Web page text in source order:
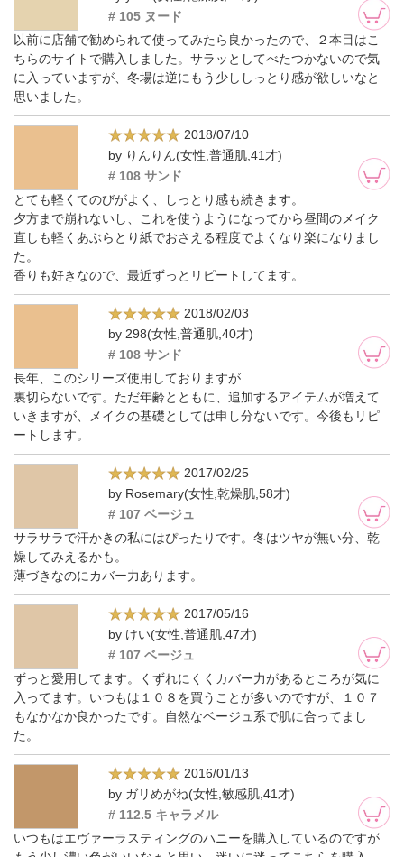
# 105 ヌード
以前に店舗で勧められて使ってみたら良かったので、２本目はこ
ちらのサイトで購入しました。サラッとしてべたつかないので気
に入っていますが、冬場は逆にもう少ししっとり感が欲しいなと
思いました。
2018/07/10
by りんりん(女性,普通肌,41才)
# 108 サンド
とても軽くてのびがよく、しっとり感も続きます。
夕方まで崩れないし、これを使うようになってから昼間のメイク
直しも軽くあぶらとり紙でおさえる程度でよくなり楽になりまし
た。
香りも好きなので、最近ずっとリピートしてます。
2018/02/03
by 298(女性,普通肌,40才)
# 108 サンド
長年、このシリーズ使用しておりますが
裏切らないです。ただ年齢とともに、追加するアイテムが増えて
いきますが、メイクの基礎としては申し分ないです。今後もリピ
ートします。
2017/02/25
by Rosemary(女性,乾燥肌,58才)
# 107 ベージュ
サラサラで汗かきの私にはぴったりです。冬はツヤが無い分、乾
燥してみえるかも。
薄づきなのにカバー力あります。
2017/05/16
by けい(女性,普通肌,47才)
# 107 ベージュ
ずっと愛用してます。くずれにくくカバー力があるところが気に
入ってます。いつもは１０８を買うことが多いのですが、１０７
もなかなか良かったです。自然なベージュ系で肌に合ってまし
た。
2016/01/13
by ガリめがね(女性,敏感肌,41才)
# 112.5 キャラメル
いつもはエヴァーラスティングのハニーを購入しているのですが